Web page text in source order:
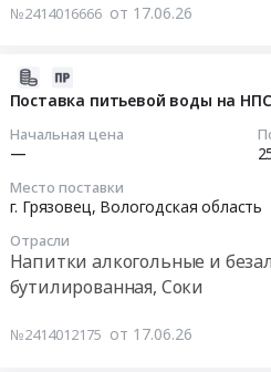
№2414016666 от 17.06.26
Поставка питьевой воды на
Начальная цена
—
Место поставки
г. Грязовец, Вологодская область
Отрасли
Напитки алкогольные и
бутилированная, Соки
№2414012175 от 17.06.26